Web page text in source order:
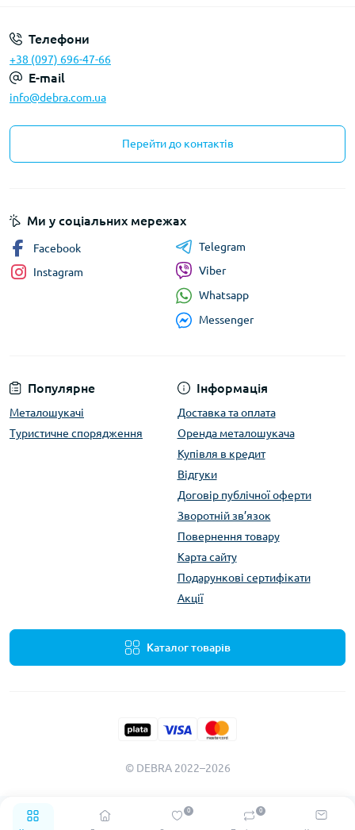
0 0
Телефони
+38 (097) 696-47-66
E-mail
info@debra.com.ua
Перейти до контактів
Популярне
Металошукачі
Туристичне спорядження
Інформація
Доставка та оплата
Оренда металошукача
Купівля в кредит
Відгуки
Договір публічної оферти
Зворотній зв’язок
Повернення товару
Карта сайту
Подарункові сертифікати
Акції
Каталог товарів
Ми у соціальних мережах
Facebook
Instagram
Telegram
Viber
Whatsapp
Messenger
© DEBRA 2022–2026